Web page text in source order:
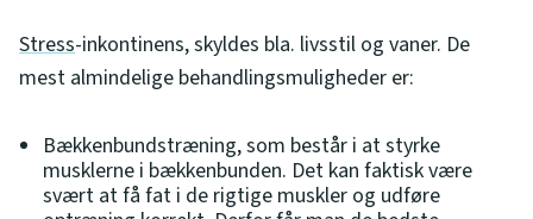
Stress-inkontinens, skyldes bla. livsstil og vaner. De
mest almindelige behandlingsmuligheder er:
Bækkenbundstræning, som består i at styrke
musklerne i bækkenbunden. Det kan faktisk være
svært at få fat i de rigtige muskler og udføre